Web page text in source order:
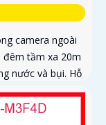
camera ngoài
đêm tầm xa 20m
nước và bụi. Hỗ